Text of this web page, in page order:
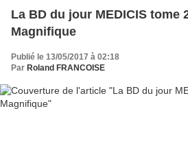
La BD du jour MEDICIS tome
Magnifique
Publié le 13/05/2017 à 02:18
Par Roland FRANCOISE